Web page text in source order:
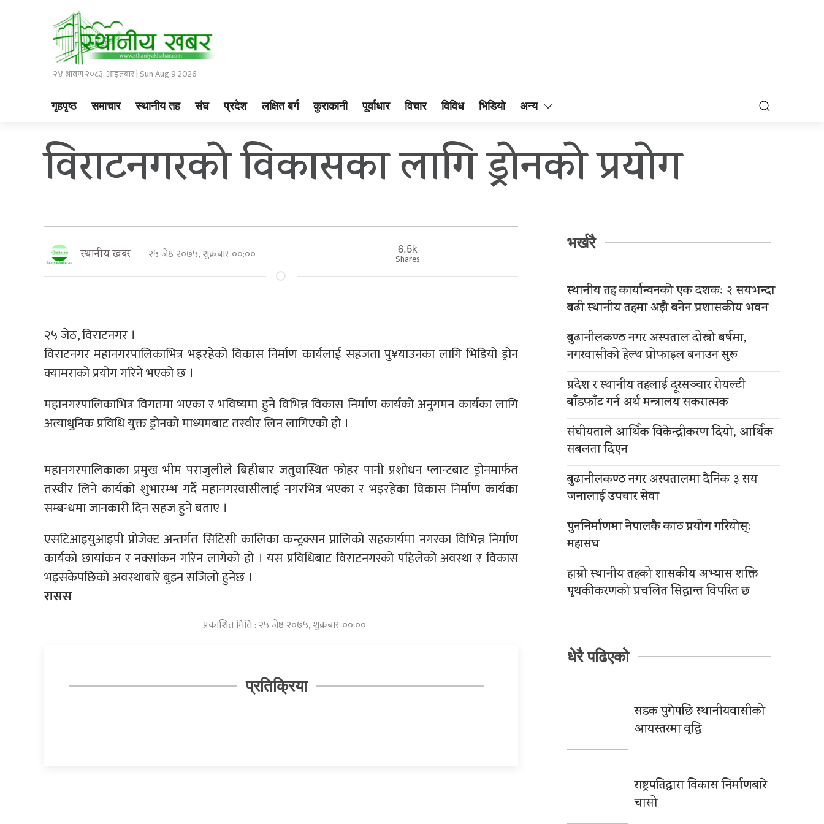
२४ श्रावण २०८३, आइतबार | Sun Aug 9 2026
गृहपृष्ठ समाचार स्थानीय तह संघ प्रदेश लक्षित बर्ग कुराकानी पूर्वाधार विचार विविध भिडियो अन्य
विराटनगरको विकासका लागि ड्रोनको प्रयोग
स्थानीय खबर २५ जेष्ठ २०७५, शुक्रबार ००:०० 6.5k
Shares
२५ जेठ, विराटनगर ।
विराटनगर महानगरपालिकाभित्र भइरहेको विकास निर्माण कार्यलाई सहजता पु¥याउनका लागि भिडियो ड्रोन
क्यामराको प्रयोग गरिने भएको छ ।
महानगरपालिकाभित्र विगतमा भएका र भविष्यमा हुने विभिन्न विकास निर्माण कार्यको अनुगमन कार्यका लागि
अत्याधुनिक प्रविधि युक्त ड्रोनको माध्यमबाट तस्वीर लिन लागिएको हो ।
महानगरपालिकाका प्रमुख भीम पराजुलीले बिहीबार जतुवास्थित फोहर पानी प्रशोधन प्लान्टबाट ड्रोनमार्फत
तस्वीर लिने कार्यको शुभारम्भ गर्दै महानगरवासीलाई नगरभित्र भएका र भइरहेका विकास निर्माण कार्यका
सम्बन्धमा जानकारी दिन सहज हुने बताए ।
एसटिआइयुआइपी प्रोजेक्ट अन्तर्गत सिटिसी कालिका कन्ट्रक्सन प्रालिको सहकार्यमा नगरका विभिन्न निर्माण
कार्यको छायांकन र नक्सांकन गरिन लागेको हो । यस प्रविधिबाट विराटनगरको पहिलेको अवस्था र विकास
भइसकेपछिको अवस्थाबारे बुझ्न सजिलो हुनेछ ।
रासस
प्रकाशित मिति : २५ जेष्ठ २०७५, शुक्रबार ००:००
प्रतिक्रिया
भर्खरै
स्थानीय तह कार्यान्वनको एक दशकः २ सयभन्दा
बढी स्थानीय तहमा अझै बनेन प्रशासकीय भवन
बुढानीलकण्ठ नगर अस्पताल दोस्रो बर्षमा,
नगरवासीको हेल्थ प्रोफाइल बनाउन सुरू
प्रदेश र स्थानीय तहलाई दूरसञ्चार रोयल्टी
बाँडफाँट गर्न अर्थ मन्त्रालय सकरात्मक
संघीयताले आर्थिक विकेन्द्रीकरण दियो, आर्थिक
सबलता दिएन
बुढानीलकण्ठ नगर अस्पतालमा दैनिक ३ सय
जनालाई उपचार सेवा
पुननिर्माणमा नेपालकै काठ प्रयोग गरियोस्ः
महासंघ
हाम्रो स्थानीय तहको शासकीय अभ्यास शक्ति
पृथकीकरणको प्रचलित सिद्धान्त विपरित छ
धेरै पढिएको
सडक पुगेपछि स्थानीयवासीको
आयस्तरमा वृद्धि
राष्ट्रपतिद्वारा विकास निर्माणबारे
चासो